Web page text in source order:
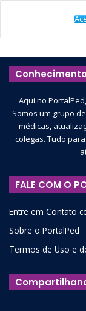
Aqui no
Somos um grupo
médicas,
colegas. Tudo
FALE COM O
Entre em Contato
Sobre o PortalPed
Termos de Uso e